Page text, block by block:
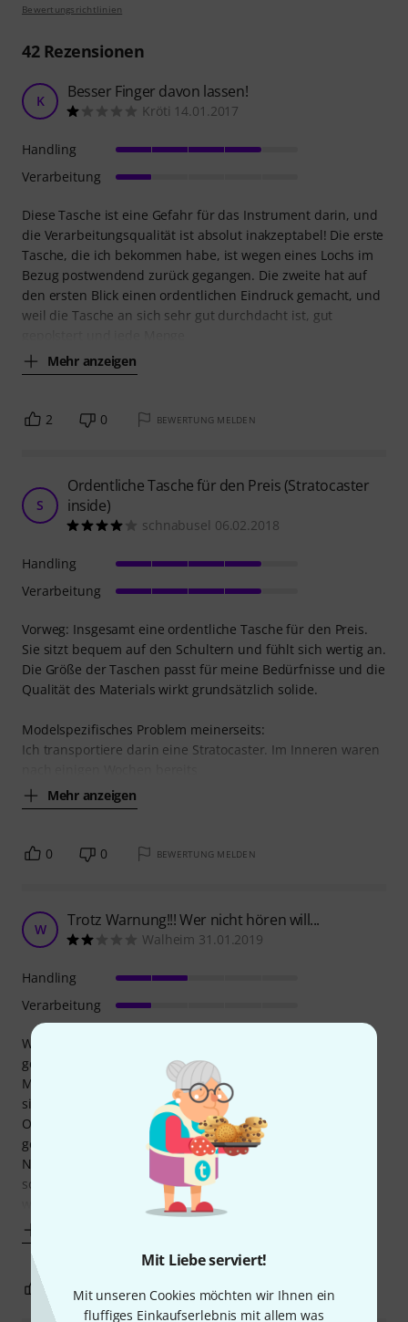
Mit Liebe serviert!
Mit unseren Cookies möchten wir Ihnen ein
fluffiges Einkaufserlebnis mit allem was
Bewertungsrichtlinien
42Rezensionen
K Besser Finger davon lassen!
Kröti 14.01.2017
Diese Tasche ist eine Gefahr für das Instrument darin, und
die Verarbeitungsqualität ist absolut inakzeptabel! Die erste
Tasche, die ich bekommen habe, ist wegen eines Lochs im
Bezug postwendend zurück gegangen. Die zweite hat auf
den ersten Blick einen ordentlichen Eindruck gemacht, und
weil die Tasche an sich sehr gut durchdacht ist, gut
Mehr anzeigen
Handling
Verarbeitung
2 0 BEWERTUNG MELDEN
S
Ordentliche Tasche für den Preis (Stratocaster
inside)
schnabusel 06.02.2018
Vorweg: Insgesamt eine ordentliche Tasche für den Preis.
Sie sitzt bequem auf den Schultern und fühlt sich wertig an.
Die Größe der Taschen passt für meine Bedürfnisse und die
Qualität des Materials wirkt grundsätzlich solide.
Modelspezifisches Problem meinerseits:
Ich transportiere darin eine Stratocaster. Im Inneren waren
Mehr anzeigen
Handling
Verarbeitung
0 0 BEWERTUNG MELDEN
W Trotz Warnung!!! Wer nicht hören will...
Walheim 31.01.2019
Wie mein Vorredner (Kröti) bereits im Januar 2017
geschrieben hatte sind bei mir ebenfalls besagte
Mangelerscheinungen aufgetreten. Die Karabinerhaken
sind ein Witz!!!
Offenbar hat Warwick auch zwei Jahre danach nichts
gelernt :(
Nach weniger als einem Jahr mit zwei proben die Woche
schon nicht mehr brauchbar. Was denkt sich Warwick nur
Handling
Verarbeitung
BEWERTUNG MELDEN